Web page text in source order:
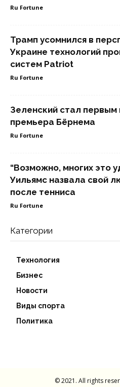
Ru Fortune
Трамп усомнился в
Украине технологий
систем Patriot
Ru Fortune
Зеленский стал
премьера Бёрнема
Ru Fortune
“Возможно, многих это
Уильямс назвала свой
после тенниса
Ru Fortune
Категории
Технология
Бизнес
Новости
Виды спорта
Политика
© 2021. All rights